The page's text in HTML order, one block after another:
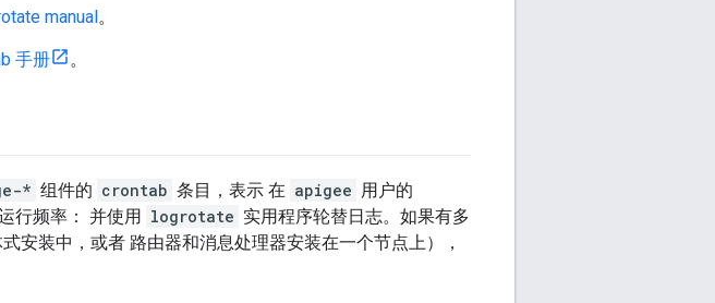
manual。
手册 。
* 组件的 crontab 条目，表示 在 apigee 用户的
行频率： 并使用 logrotate 实用程序轮替日志。如果有多
安装中，或者 路由器和消息处理器安装在一个节点上），